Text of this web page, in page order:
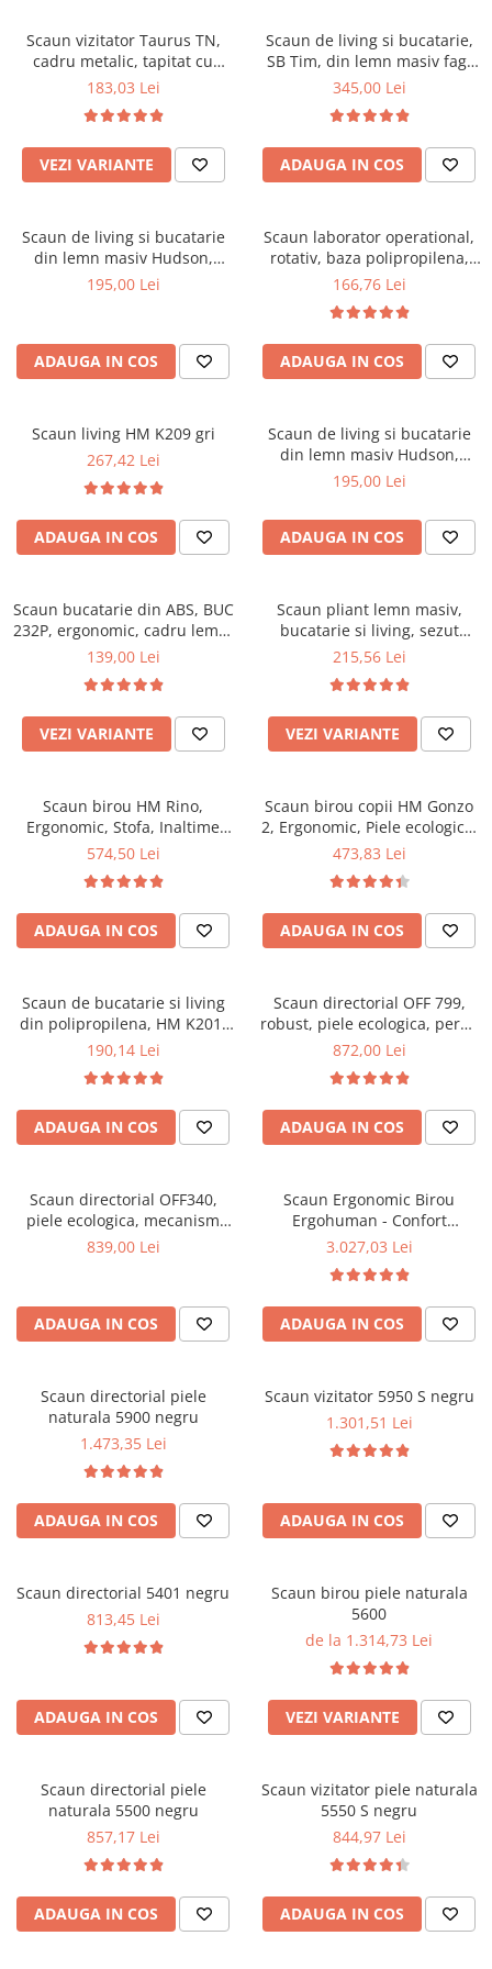
Saltele cu arcuri impachetate
individual
Saltele Memory Pocket
Saltele Memory Foam
Saltele Memory Pocket
Saltele cu plasa arcuri
Saltele cu spuma
Saltele cu spuma poliuretanica
Saltele 140x200
Saltele 180x200
Top saltele
Top saltele 5 cm
Top saltele 10 cm
Top saltele memory 5 cm
Saltele ieftine
Saltele cu plasa de arcuri
Paturi
Seturi de pat si saltea
Masute de toaleta
Mobilier living
Scaune pentru living
Comode living
Set mese plus scaune
Scaune ergonomice
Etajere Birou
Birouri
Scaune pentru birou
Scaune pentru vizitatori
Mobilier bucatarie
Scaune pentru bucatarie
Mobila bucatarie
Seturi mese si scaune bucatarie
Mobilier hol
Mobila hol
Suporturi si rafturi pantofi
Pantofare
Seturi mobilier hol
Stender haine
Suport pentru umerase
Etajere
Cuiere
Mese gradinita
Scaune gradinita
Set mese si scaune gradinita
Mobila camera copii
Saltele patuturi copii
Paturi copii
Masa si scaune gradinita
Scaune birou
Scaune profesionale
Scaune resigilate
Scaune conferinta
Scaune terasa si outdoor
Scaun vizitator Taurus TN,
cadru metalic, tapitat cu
stofa, stivuibil, 120 kg, negru
183,03 Lei
VEZI VARIANTE
Scaun de living si bucatarie,
SB Tim, din lemn masiv fag,
tapiterie stofa, lacuit, 120 kg,
345,00 Lei
ADAUGA IN COS
Scaun de living si bucatarie
din lemn masiv Hudson,
tapiterie stofa,100 kg,
195,00 Lei
ADAUGA IN COS
Scaun laborator operational,
rotativ, baza polipropilena,
piele ecologica, inaltime
166,76 Lei
ADAUGA IN COS
Scaun living HM K209 gri
267,42 Lei
ADAUGA IN COS
Scaun de living si bucatarie
din lemn masiv Hudson,
tapiterie stofa,100 kg,
195,00 Lei
ADAUGA IN COS
Scaun bucatarie din ABS, BUC
232P, ergonomic, cadru lemn,
100 kg
139,00 Lei
VEZI VARIANTE
Scaun pliant lemn masiv,
bucatarie si living, sezut
tapitat cu piele ecologica, 100
215,56 Lei
VEZI VARIANTE
Scaun birou HM Rino,
Ergonomic, Stofa, Inaltime
reglabila, Mecanism
cm, Gri
574,50 Lei
ADAUGA IN COS
Scaun birou copii HM Gonzo
2, Ergonomic, Piele ecologica,
Inaltime ajustabila, Mecanism
473,83 Lei
ADAUGA IN COS
Scaun de bucatarie si living
din polipropilena, HM K201,
ergonomic, baza lemn masiv,
100 kg, alb
190,14 Lei
ADAUGA IN COS
Scaun directorial OFF 799,
robust, piele ecologica, perne
duble, baza cromata,
872,00 Lei
ADAUGA IN COS
Scaun directorial OFF340,
piele ecologica, mecanism
balans, robust, rabatabil 180
839,00 Lei
ADAUGA IN COS
Scaun Ergonomic Birou
Ergohuman - Confort
Premium, Reglaje Inteligente
Performanta la Birou
3.027,03 Lei
ADAUGA IN COS
Scaun directorial piele
naturala 5900 negru
1.473,35 Lei
ADAUGA IN COS
Scaun vizitator 5950 S negru
1.301,51 Lei
ADAUGA IN COS
Scaun directorial 5401 negru
813,45 Lei
ADAUGA IN COS
Scaun birou piele naturala
5600
de la 1.314,73 Lei
VEZI VARIANTE
Scaun directorial piele
naturala 5500 negru
857,17 Lei
ADAUGA IN COS
Scaun vizitator piele naturala
5550 S negru
844,97 Lei
ADAUGA IN COS